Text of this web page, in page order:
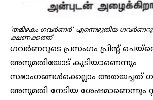
‘തമിഴകം ​ഗവർണർ’ എന്നെഴുതിയ
ക്ഷണക്കത്ത്
ഗവർണറുടെ പ്രസംഗം പ്രിന്റ്
അനുമതിയോട് കൂടിയാണെന്നും
സഭാംഗങ്ങൾക്കെല്ലാം അതയച്ചത്
അനുമതി നേടിയ ശേഷമാണെന്നും